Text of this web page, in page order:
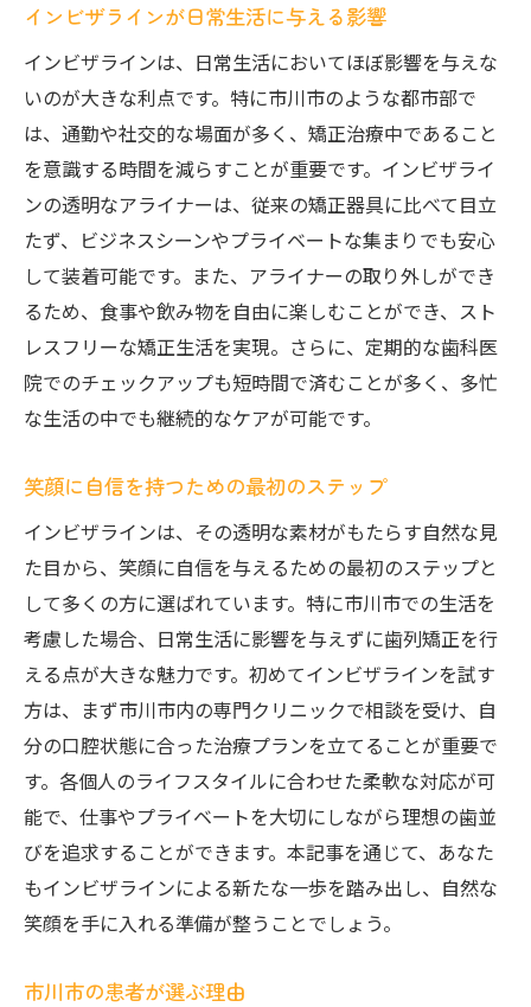
市川市での使用感を探る
透明矯正と自信の向上
仲間とのコミュニケーションの変化
新しい笑顔習慣の始まり
家族や友人からの反応
インビザラインがもたらす市川市での新たなス
マイルライフ
新たなスマイルライフの始まり
インビザラインでの自己変革
市川市の患者が感じる変化
透明矯正のライフスタイルへの影響
未来の笑顔をデザインする
市川市で叶えるインビザライン矯正理想の笑顔
を手に入れよう
理想の笑顔を実現するために
市川市での矯正効果を最大化する方法
インビザライン治療のプロセスを理解する
歯並び改善の計画を立てる
患者の成功事例から学ぶ
新しい自分を見つける旅
インビザラインが日常生活に与える影響
インビザラインは、日常生活においてほぼ影響を与えな
いのが大きな利点です。特に市川市のような都市部で
は、通勤や社交的な場面が多く、矯正治療中であること
を意識する時間を減らすことが重要です。インビザライ
ンの透明なアライナーは、従来の矯正器具に比べて目立
たず、ビジネスシーンやプライベートな集まりでも安心
して装着可能です。また、アライナーの取り外しができ
るため、食事や飲み物を自由に楽しむことができ、スト
レスフリーな矯正生活を実現。さらに、定期的な歯科医
院でのチェックアップも短時間で済むことが多く、多忙
な生活の中でも継続的なケアが可能です。
笑顔に自信を持つための最初のステップ
インビザラインは、その透明な素材がもたらす自然な見
た目から、笑顔に自信を与えるための最初のステップと
して多くの方に選ばれています。特に市川市での生活を
考慮した場合、日常生活に影響を与えずに歯列矯正を行
える点が大きな魅力です。初めてインビザラインを試す
方は、まず市川市内の専門クリニックで相談を受け、自
分の口腔状態に合った治療プランを立てることが重要で
す。各個人のライフスタイルに合わせた柔軟な対応が可
能で、仕事やプライベートを大切にしながら理想の歯並
びを追求することができます。本記事を通じて、あなた
もインビザラインによる新たな一歩を踏み出し、自然な
笑顔を手に入れる準備が整うことでしょう。
市川市の患者が選ぶ理由